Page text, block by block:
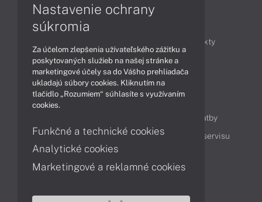
Produkty
Technológie
Videá
Obsah
Možnosti doručenia a platby
Podpora a servis
Servisné služby Cenník servisu
Kontakty
043 4224 771 Obchodné oddelenie
Nastavenie ochrany
súkromia
Za účelom zlepšenia užívateľského zážitku a
poskytovaných služieb na našej stránke a
marketingové účely sa do Vášho prehliadača
ukladajú súbory cookies. Kliknutím na
tlačidlo „Rozumiem“ súhlasíte s využívaním
cookies.
Funkčné a technické cookies
Analytické cookies
Marketingové a reklamné cookies